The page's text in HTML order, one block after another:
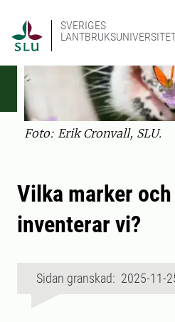
SVERIGES
Foto: Erik Cronvall, SLU.
Vilka marker
inventerar vi?
Sidan granskad: 2025-11-